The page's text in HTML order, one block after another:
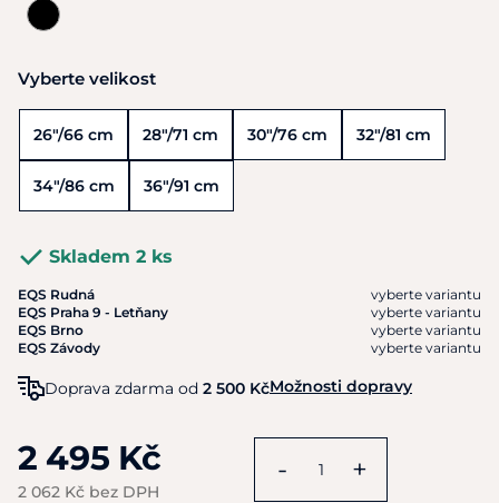
Vyberte velikost
26"/66 cm 28"/71 cm 30"/76 cm 32"/81 cm
34"/86 cm 36"/91 cm
Skladem 2 ks
EQS Rudná
vyberte variantu
EQS Praha 9 - Letňany
vyberte variantu
EQS Brno
vyberte variantu
EQS Závody
vyberte variantu
Doprava zdarma od 2 500 KčMožnosti dopravy
2 495 Kč
2 062 Kč bez DPH
- +